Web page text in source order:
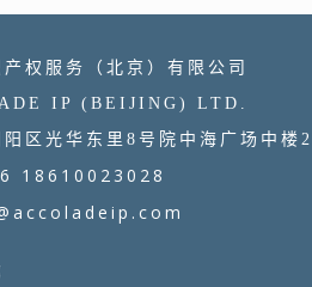
权服务（北京）有限公司
IP (BEIJING) LTD.
阳区光华东里8号院中海广场中楼
18610023028